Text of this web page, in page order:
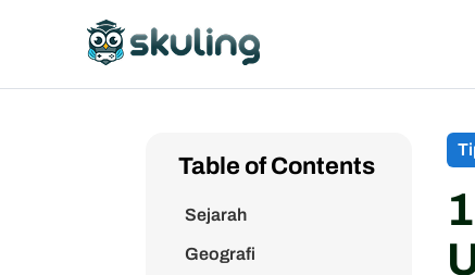
Table of Contents
Sejarah
Geografi